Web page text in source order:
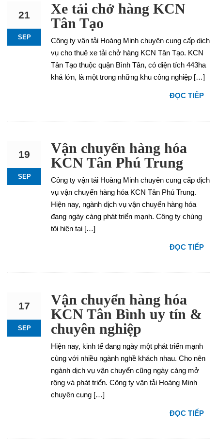
21
SEP
Xe tải chở hàng KCN
Tân Tạo
Công ty vận tải Hoàng Minh chuyên cung cấp dịch
vụ cho thuê xe tải chở hàng KCN Tân Tạo. KCN
Tân Tạo thuộc quận Bình Tân, có diện tích 443ha
khá lớn, là một trong những khu công nghiệp […]
ĐỌC TIẾP
19
SEP
Vận chuyển hàng hóa
KCN Tân Phú Trung
Công ty vận tải Hoàng Minh chuyên cung cấp dịch
vụ vận chuyển hàng hóa KCN Tân Phú Trung.
Hiện nay, ngành dịch vụ vận chuyển hàng hóa
đang ngày càng phát triển mạnh. Công ty chúng
tôi hiện tại […]
ĐỌC TIẾP
17
SEP
Vận chuyển hàng hóa
KCN Tân Bình uy tín &
chuyên nghiệp
Hiện nay, kinh tế đang ngày một phát triển mạnh
cùng với nhiều ngành nghề khách nhau. Cho nên
ngành dịch vụ vận chuyển cũng ngày càng mở
rộng và phát triển. Công ty vận tải Hoàng Minh
chuyên cung […]
ĐỌC TIẾP